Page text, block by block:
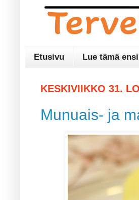
Etusivu Lue tämä
KESKIVIIKKO 31.
Munuais- ja